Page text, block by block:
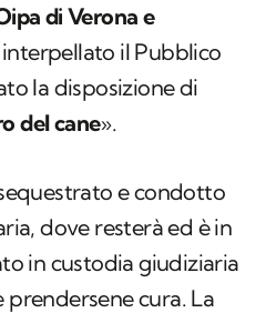
di Verona e
il Pubblico
la disposizione di
del cane».
e condotto
dove resterà ed è in
in custodia giudiziaria
cura. La